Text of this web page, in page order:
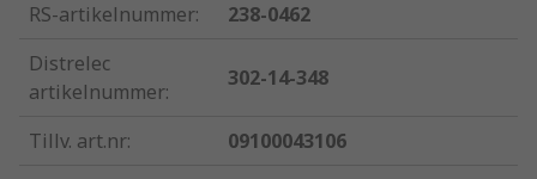
RS-artikelnummer:
238-0462
Distrelec
artikelnummer:
302-14-348
Tillv. art.nr:
09100043106